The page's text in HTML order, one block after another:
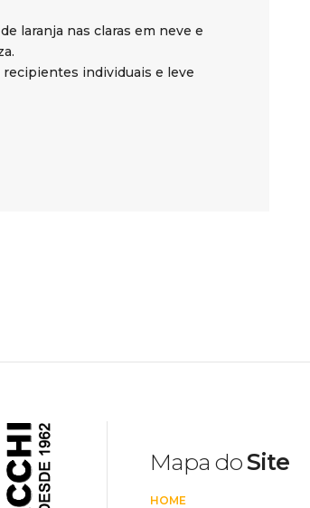
laranja nas claras em neve e
individuais e leve
Mapa doSite
HOME